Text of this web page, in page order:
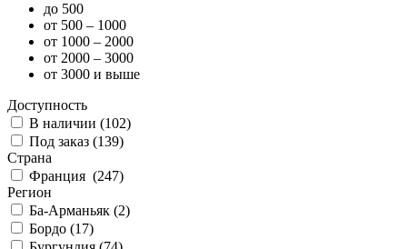
до 500
от 500 – 1000
от 1000 – 2000
от 2000 – 3000
от 3000 и выше
Доступность
В наличии (102)
Под заказ (139)
Страна
Франция (247)
Регион
Ба-Арманьяк (2)
Бордо (17)